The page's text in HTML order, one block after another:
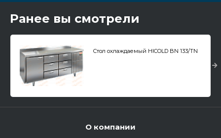
Ранее вы смотрели
Стол охлаждаемый HICOLD BN 133/TN
О компании